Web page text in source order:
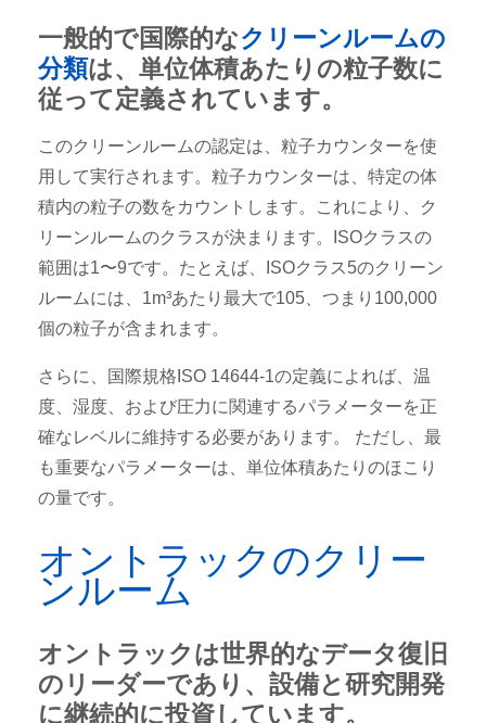
一般的で国際的なクリーンルームの
分類は、単位体積あたりの粒子数に
従って定義されています。
このクリーンルームの認定は、粒子カウンターを使
用して実行されます。粒子カウンターは、特定の体
積内の粒子の数をカウントします。これにより、ク
リーンルームのクラスが決まります。ISOクラスの
範囲は1〜9です。たとえば、ISOクラス5のクリーン
ルームには、1m³あたり最大で105、つまり100,000
個の粒子が含まれます。
さらに、国際規格ISO 14644-1の定義によれば、温
度、湿度、および圧力に関連するパラメーターを正
確なレベルに維持する必要があります。 ただし、最
も重要なパラメーターは、単位体積あたりのほこり
の量です。
オントラックのクリー
ンルーム
オントラックは世界的なデータ復旧
のリーダーであり、設備と研究開発
に継続的に投資しています。